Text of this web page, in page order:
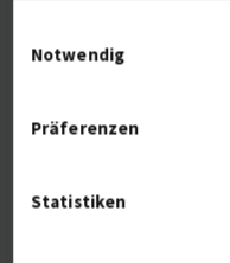
Notwendig
Präferenzen
Statistiken
1992